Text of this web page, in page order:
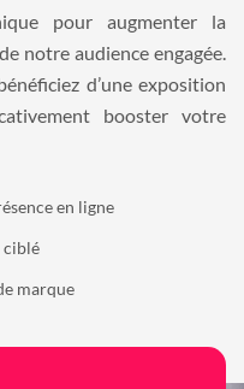
pour augmenter la
notre audience engagée.
d’une exposition
booster votre
en ligne
ciblé
marque